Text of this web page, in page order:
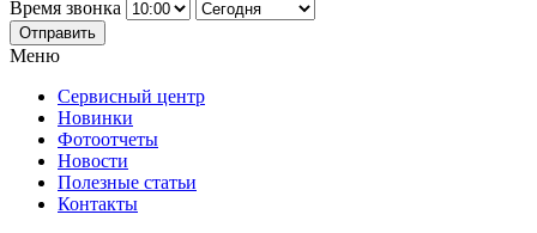
Время звонка
Отправить
Меню
Сервисный центр
Новинки
Фотоотчеты
Новости
Полезные статьи
Контакты